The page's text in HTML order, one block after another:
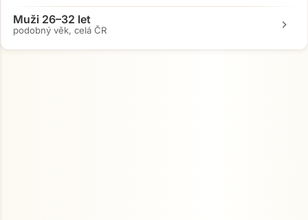
Muži 26–32 let
podobný věk, celá ČR chevron_right